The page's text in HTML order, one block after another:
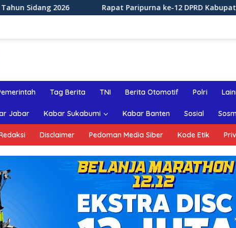
Rapat Paripurna ke-12 DPRD Kabupaten Sukabumi Tahun Sidang
Tag Berita TNI Berita Otomotif Polri
Jabar Kabar Sukabumi Kabar Banten Sosial
Disclaimer Pedoman Media Siber Kode Etik